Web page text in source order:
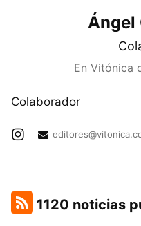
Ángel
En Vitónica
Colaborador
1120 noticias